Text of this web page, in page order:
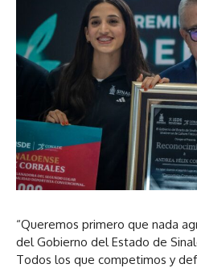
“Queremos primero que nada
del Gobierno del Estado de
Todos los que competimos y